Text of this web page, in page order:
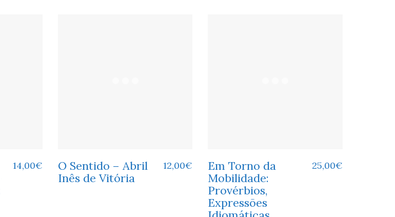
14,00€
O Sentido – Abril
Inês de Vitória
12,00€
Em Torno da
Mobilidade:
Provérbios,
Expressões
25,00€